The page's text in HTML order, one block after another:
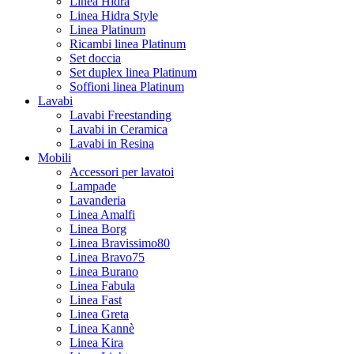
Linea Hidra Style
Linea Platinum
Ricambi linea Platinum
Set doccia
Set duplex linea Platinum
Soffioni linea Platinum
Lavabi
Lavabi Freestanding
Lavabi in Ceramica
Lavabi in Resina
Mobili
Accessori per lavatoi
Lampade
Lavanderia
Linea Amalfi
Linea Borg
Linea Bravissimo80
Linea Bravo75
Linea Burano
Linea Fabula
Linea Fast
Linea Greta
Linea Kannè
Linea Kira